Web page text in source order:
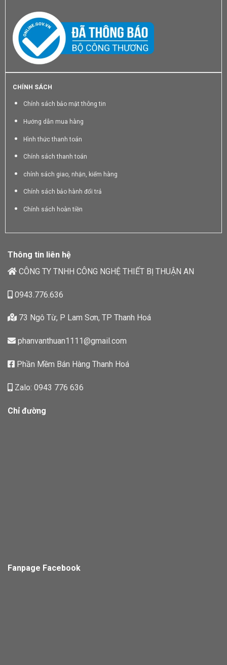
CHÍNH SÁCH
Chính sách bảo mật thông tin
Hướng dẫn mua hàng
Hình thức thanh toán
Chính sách thanh toán
chính sách giao, nhận, kiểm hàng
Chính sách bảo hành đổi trả
Chính sách hoàn tiền
Thông tin liên hệ
CÔNG TY TNHH CÔNG NGHỆ THIẾT BỊ THUẬN AN
0943.776.636
73 Ngô Từ, P Lam Sơn, TP Thanh Hoá
phanvanthuan1111@gmail.com
Phần Mềm Bán Hàng Thanh Hoá
Zalo: 0943 776 636
Chỉ đường
Fanpage Facebook